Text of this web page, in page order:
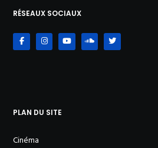
RÉSEAUX SOCIAUX
PLAN DU SITE
Cinéma